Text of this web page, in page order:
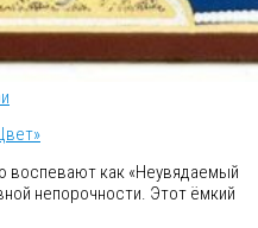
воспевают как «Неувядаемый
непорочности. Этот ёмкий